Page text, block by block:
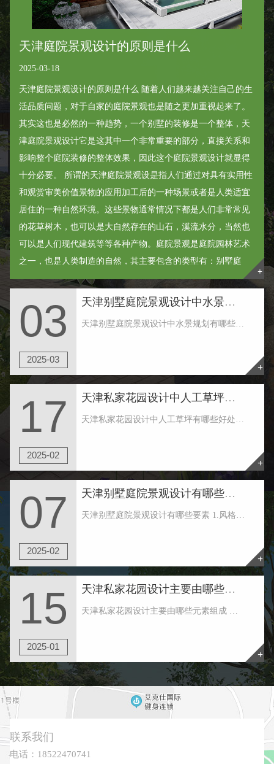
天津庭院景观设计的原则是什么
2025-03-18
天津庭院景观设计的原则是什么 随着人们越来越关注自己的生
活品质问题，对于自家的庭院景观也是随之更加重视起来了。
其实这也是必然的一种趋势，一个别墅的装修是一个整体，天
津庭院景观设计它是这其中一个非常重要的部分，直接关系和
影响整个庭院装修的整体效果，因此这个庭院景观设计就显得
十分必要。 所谓的天津庭院景观设是指人们通过对具有实用性
和观赏审美价值景物的应用加工后的一种场景或者是人类适宜
居住的一种自然环境。这些景物通常情况下都是人们非常常见
的花草树木，也可以是大自然存在的山石，溪流水分，当然也
可以是人们现代建筑等等各种产物。庭院景观是庭院园林艺术
之一，也是人类制造的自然，其主要包含的类型有：别墅庭
院、入户花园和空中花园等等。 ......
+
03
2025-03
天津别墅庭院景观设计中水景规划有哪些规定
天津别墅庭院景观设计中水景规划有哪些规定 1.天津别墅庭院景观设计中水景赖以生存相互依赖的器皿，有二种关键的差别：一是当然情况下的水质，如大自然的湖水、水塘、溪水等，其护坡、底边均是纯天然产生。二是人力情况下的水质，如喷池、游泳馆等，其侧......
+
17
2025-02
天津私家花园设计中人工草坪有哪些好处
天津私家花园设计中人工草坪有哪些好处 天津私家花园设计使用真的草皮还是人工草坪好，人工草坪特点有以下这些，比照一下就知道哪些更契合你了： 1.仿真性：人工草是采用仿生学原理生产，草坪的无方向性、硬度、弹性等良好的性能令运用者感觉与天然草......
+
07
2025-02
天津别墅庭院景观设计有哪些要素
天津别墅庭院景观设计有哪些要素 1.风格早确认 天津别墅庭院景观设计首先要建立一种自己喜欢的风格。也可根据建筑物的风格大致定下花园的类型。一般，院子款式可简略分为：规矩式和天然式。比较常见的风格有：中式、日式、欧式、美式、田园、地中海以......
+
15
2025-01
天津私家花园设计主要由哪些元素组成
天津私家花园设计主要由哪些元素组成 天津私家花园周围的绿地形状往往是不规则的，这要求花园绿地形成一个常绿厚绿带，在天津私家花园住宅区形成一个美丽的环境，不同于外界。并形成立体水平，有高大的树木，攀缘植物，厚厚的灌木，良好的地面覆盖等。 ......
+
联系我们
电话：18522470741